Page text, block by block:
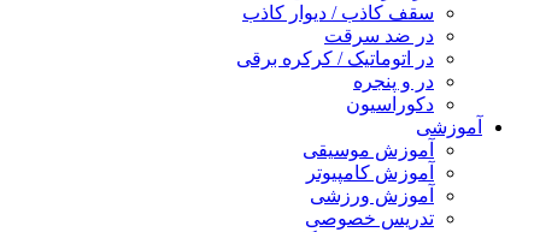
سقف کاذب / دیوار کاذب
در ضد سرقت
در اتوماتیک / کرکره برقی
در و پنجره
دکوراسیون
آموزشی
آموزش موسیقی
آموزش کامپیوتر
آموزش ورزشی
تدریس خصوصی